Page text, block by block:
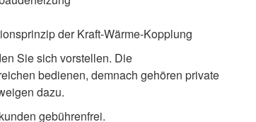
der Kraft-Wärme-Kopplung
Sie sich vorstellen. Die
bedienen, demnach gehören private
dazu.
gebührenfrei.